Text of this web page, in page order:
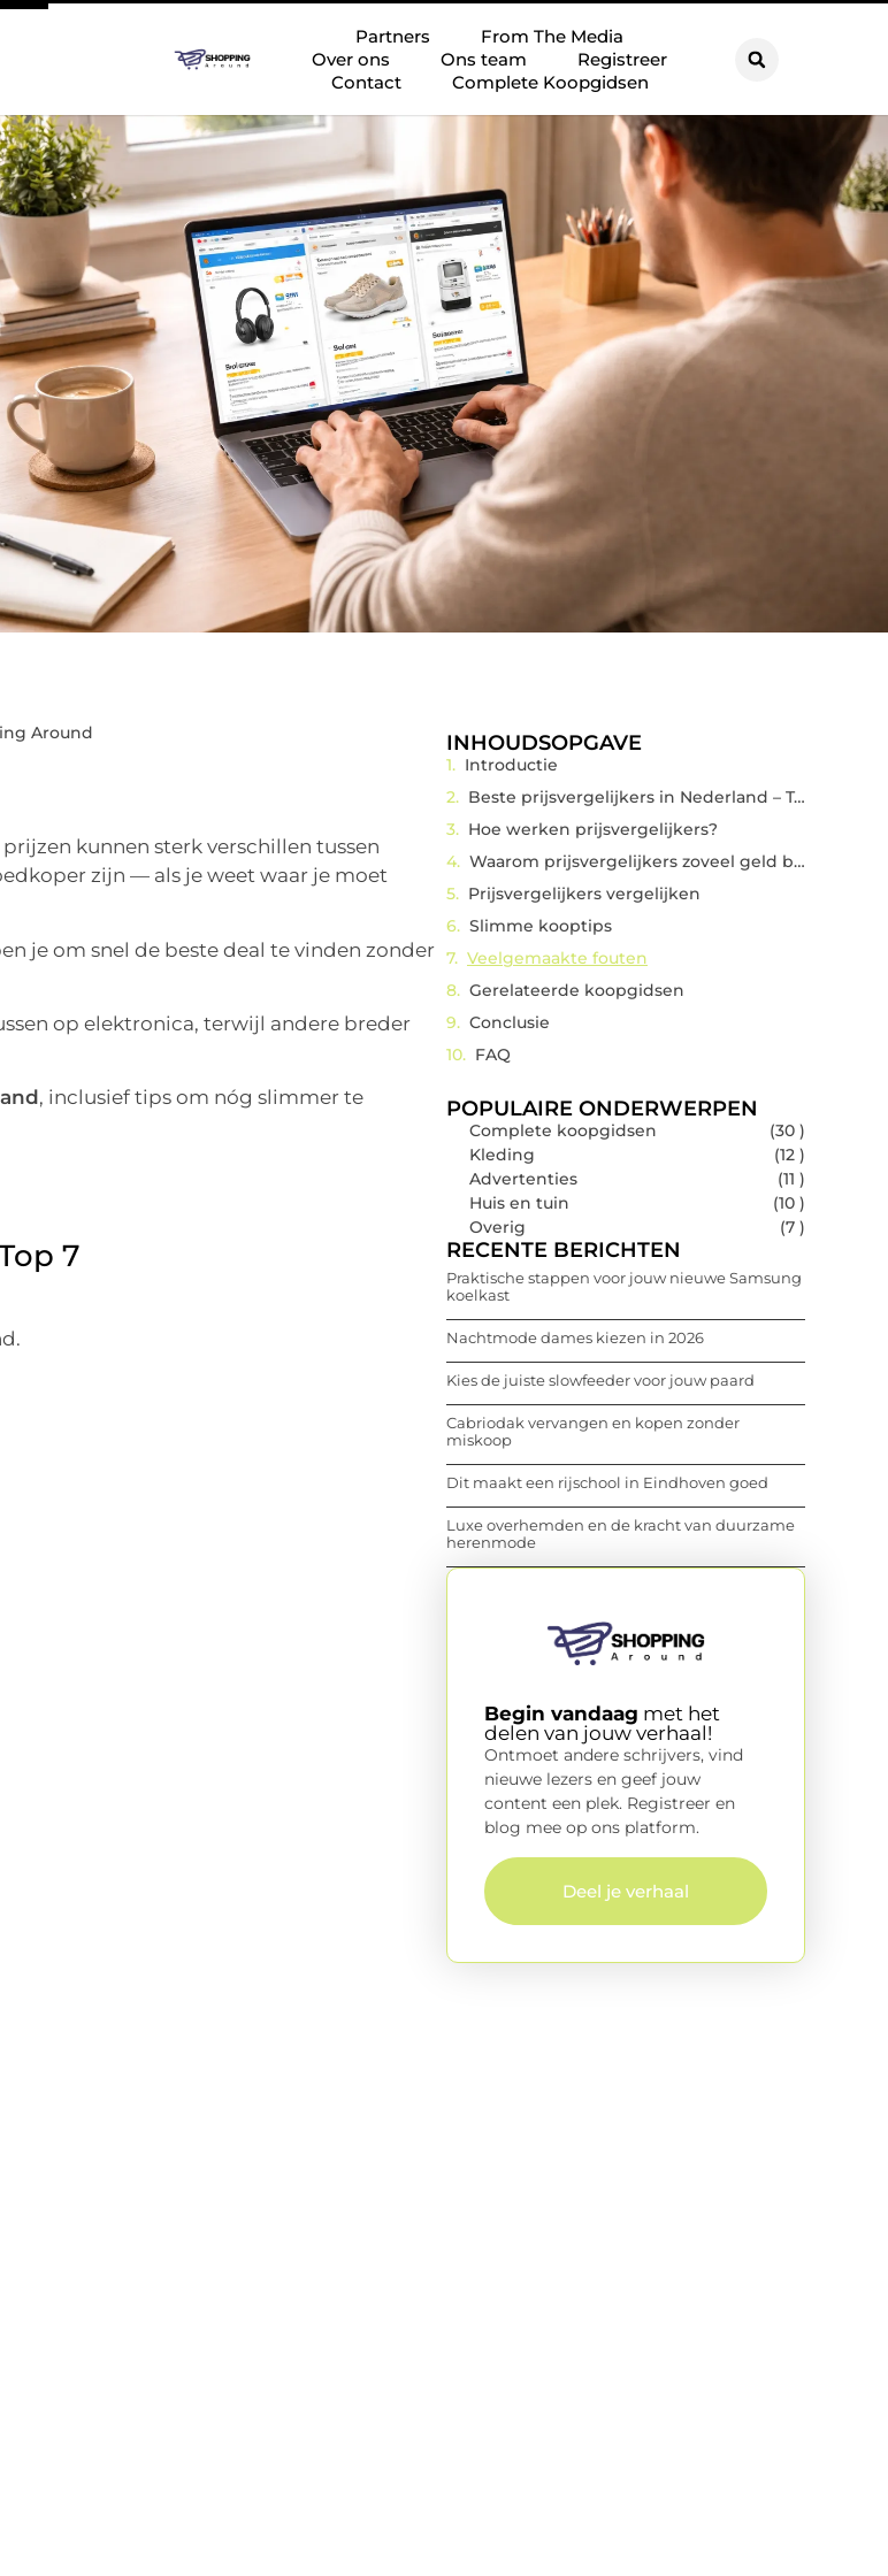
Partners
From The Media
Over ons
Ons team
Registreer
Contact
Complete Koopgidsen
Around
kunnen sterk verschillen tussen
zijn — als je weet waar je moet
je om snel de beste deal te vinden zonder
op elektronica, terwijl andere breder
, inclusief tips om nóg slimmer te
7
INHOUDSOPGAVE
Introductie
Beste prijsvergelijkers in Nederland – Top 7
Hoe werken prijsvergelijkers?
Waarom prijsvergelijkers zoveel geld besparen
Prijsvergelijkers vergelijken
Slimme kooptips
Veelgemaakte fouten
Gerelateerde koopgidsen
Conclusie
FAQ
POPULAIRE ONDERWERPEN
Complete koopgidsen
(30 )
Kleding
(12 )
Advertenties
(11 )
Huis en tuin
(10 )
Overig
(7 )
RECENTE BERICHTEN
Praktische stappen voor jouw nieuwe Samsung
koelkast
Nachtmode dames kiezen in 2026
Kies de juiste slowfeeder voor jouw paard
Cabriodak vervangen en kopen zonder
miskoop
Dit maakt een rijschool in Eindhoven goed
Luxe overhemden en de kracht van duurzame
herenmode
Begin vandaag met het
delen van jouw verhaal!
Ontmoet andere schrijvers, vind
nieuwe lezers en geef jouw
content een plek. Registreer en
blog mee op ons platform.
Deel je verhaal